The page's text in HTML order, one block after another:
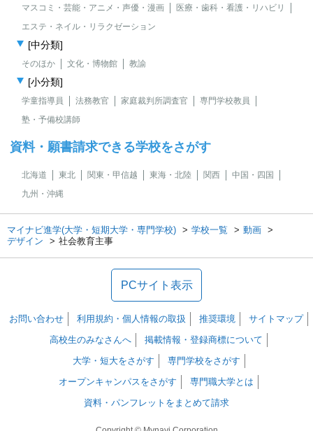
マスコミ・芸能・アニメ・声優・漫画
医療・歯科・看護・リハビリ
エステ・ネイル・リラクゼーション
[中分類]
そのほか 文化・博物館 教諭
[小分類]
学童指導員 法務教官 家庭裁判所調査官
専門学校教員
塾・予備校講師
資料・願書請求できる学校をさがす
北海道 東北 関東・甲信越 東海・北陸 関西
中国・四国
九州・沖縄
マイナビ進学(大学・短期大学・専門学校) 学校一覧
動画
デザイン
社会教育主事
PCサイト表示
お問い合わせ 利用規約・個人情報の取扱 推奨環境
サイトマップ
高校生のみなさんへ
掲載情報・登録商標について
大学・短大をさがす
専門学校をさがす
オープンキャンパスをさがす
専門職大学とは
資料・パンフレットをまとめて請求